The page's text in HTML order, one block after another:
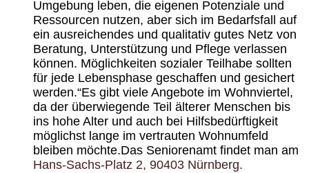
Umgebung leben, die eigenen Potenziale und
Ressourcen nutzen, aber sich im Bedarfsfall auf
ein ausreichendes und qualitativ gutes Netz von
Beratung, Unterstützung und Pflege verlassen
können. Möglichkeiten sozialer Teilhabe sollten
für jede Lebensphase geschaffen und gesichert
werden.“Es gibt viele Angebote im Wohnviertel,
da der überwiegende Teil älterer Menschen bis
ins hohe Alter und auch bei Hilfsbedürftigkeit
möglichst lange im vertrauten Wohnumfeld
bleiben möchte.Das Seniorenamt findet man am
Hans-Sachs-Platz 2, 90403 Nürnberg.